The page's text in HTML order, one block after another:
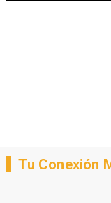
Tu Conexión